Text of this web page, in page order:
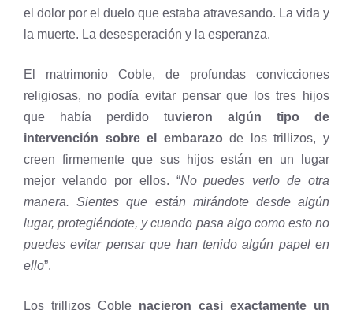
el dolor por el duelo que estaba atravesando. La vida y
la muerte. La desesperación y la esperanza.
El matrimonio Coble, de profundas convicciones
religiosas, no podía evitar pensar que los tres hijos
que había perdido tuvieron algún tipo de
intervención sobre el embarazo de los trillizos, y
creen firmemente que sus hijos están en un lugar
mejor velando por ellos. “No puedes verlo de otra
manera. Sientes que están mirándote desde algún
lugar, protegiéndote, y cuando pasa algo como esto no
puedes evitar pensar que han tenido algún papel en
ello”.
Los trillizos Coble nacieron casi exactamente un